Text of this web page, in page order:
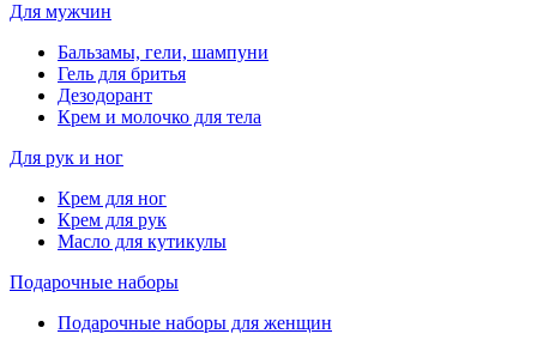
Для мужчин
Бальзамы, гели, шампуни
Гель для бритья
Дезодорант
Крем и молочко для тела
Для рук и ног
Крем для ног
Крем для рук
Масло для кутикулы
Подарочные наборы
Подарочные наборы для женщин